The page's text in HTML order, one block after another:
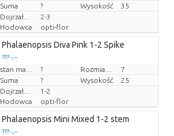
Suma
? Wysokość
35
Dojrzałość
2-3
Hodowca
opti-flor
Phalaenopsis Diva Pink 1-2 Spike
??? -,--
Cena za sztukę
?
7
Suma
? Wysokość
25
Dojrzałość
1-2
Hodowca
opti-flor
Phalaenopsis Mini Mixed 1-2 stem
??? -,--